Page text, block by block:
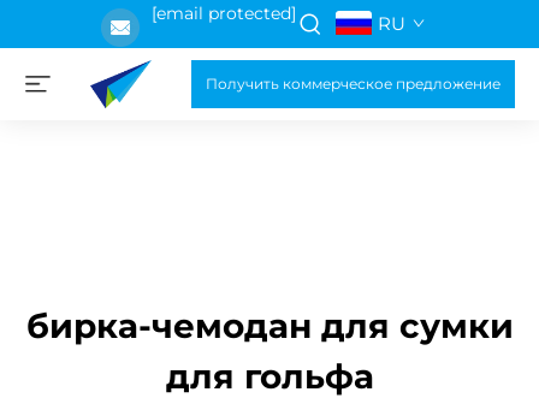
[email protected] RU
Получить коммерческое предложение
бирка-чемодан для сумки
для гольфа